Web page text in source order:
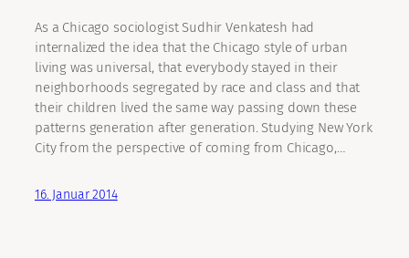
As a Chicago sociologist Sudhir Venkatesh had
internalized the idea that the Chicago style of urban
living was universal, that everybody stayed in their
neighborhoods segregated by race and class and that
their children lived the same way passing down these
patterns generation after generation. Studying New York
City from the perspective of coming from Chicago,…
16. Januar 2014